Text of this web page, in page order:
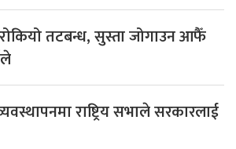
तटबन्ध, सुस्ता जोगाउन आफैँ
राष्ट्रिय सभाले सरकारलाई